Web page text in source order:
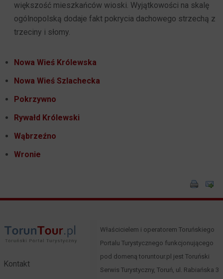
większość mieszkańców wioski. Wyjątkowości na skalę
ogólnopolską dodaje fakt pokrycia dachowego strzechą z
trzeciny i słomy.
Nowa Wieś Królewska
Nowa Wieś Szlachecka
Pokrzywno
Rywałd Królewski
Wąbrzeźno
Wronie
Kontakt
Właścicielem i operatorem Toruńskiego
Portalu Turystycznego funkcjonującego
pod domeną toruntour.pl jest Toruński
Serwis Turystyczny, Toruń, ul. Rabiańska 3